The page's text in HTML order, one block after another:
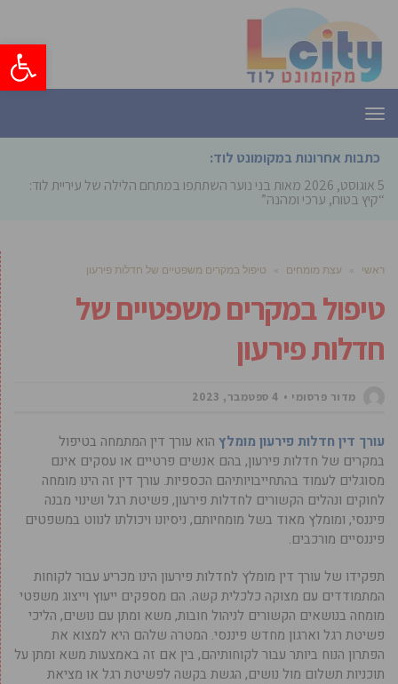
פתח
תפריט
כתבות אחרונות במקומונט לוד:
5 אוגוסט, 2026
מאות בני נוער השתתפו במתחם הלילה של עיריית לוד:
“קיץ בטוח, ערכי ומהנה”
ראשי » עצת מומחים » טיפול במקרים משפטיים של חדלות פירעון
טיפול במקרים משפטיים של
חדלות פירעון
מדור פרסומי 4 ספטמבר, 2023
עורך דין חדלות פירעון מומלץ הוא עורך דין המתמחה בטיפול
במקרים של חדלות פירעון, בהם אנשים פרטיים או עסקים אינם
מסוגלים לעמוד בהתחייבויותיהם הכספיות. עורך דין זה הינו מומחה
לחוקים ונהלים הקשורים לחדלות פירעון, פשיטת רגל ושינוי מבנה
פיננסי, ומומלץ מאוד בשל מומחיותם, ניסיונו ויכולתו לנווט במשפטים
פיננסיים מורכבים.
תפקידו של עורך דין מומלץ לחדלות פירעון הינו מכריע עבור לקוחות
המתמודדים עם מצוקה כלכלית קשה. הם מספקים ייעוץ וייצוג משפטי
מומחה בנושאים הקשורים לניהול חובות, משא ומתן עם נושים, הליכי
פשיטת רגל וארגון מחדש פיננסי. המטרה שלהם היא למצוא את
הפתרון הנוח ביותר עבור לקוחותיהם, בין אם זה באמצעות משא ומתן על
תוכניות תשלום מול נושים, הגשת בקשה לפשיטת רגל או מציאת